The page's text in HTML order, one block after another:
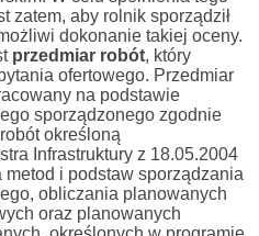
zatem, aby rolnik sporządził
dokonanie takiej oceny.
przedmiar robót, który
ofertowego. Przedmiar
na podstawie
sporządzonego zgodnie
określoną
Infrastruktury z 18.05.2004
metod i podstaw sporządzania
obliczania planowanych
oraz planowanych